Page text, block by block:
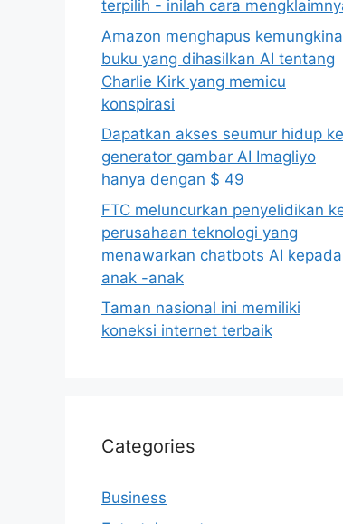
terpilih - inilah cara
Amazon menghapus
buku yang dihasilkan AI tentang
Charlie Kirk yang memicu
konspirasi
Dapatkan akses seumur hidup ke
generator gambar AI Imagliyo
hanya dengan $ 49
FTC meluncurkan penyelidikan
perusahaan teknologi yang
menawarkan chatbots AI kepada
anak -anak
Taman nasional ini memiliki
koneksi internet terbaik
Categories
Business